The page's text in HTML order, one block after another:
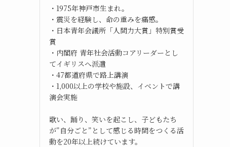
・1975年神戸市生まれ。
・震災を経験し、命の重みを痛感。
・日本青年会議所「人間力大賞」特別賞受
賞
・内閣府 青年社会活動コアリーダーとし
てイギリスへ派遣
・47都道府県で路上講演
・1,000以上の学校や施設、イベントで講
演会実施
歌い、踊り、笑いを起こし、子どもたち
が”自分ごと”として感じる時間をつくる活
動を20年以上続けています。